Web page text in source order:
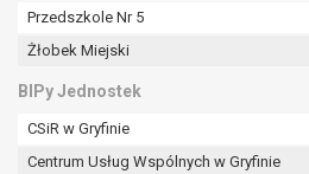
Przedszkole Nr 5
Żłobek Miejski
BIPy Jednostek
CSiR w Gryfinie
Centrum Usług Wspólnych w Gryfinie